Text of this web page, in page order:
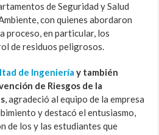
de Seguridad y Salud
con quienes abordaron
proceso, en particular, los
de residuos peligrosos.
de Ingeniería y también
de Riesgos de la
, agradeció al equipo de la empresa
y destacó el entusiasmo,
de los y las estudiantes que